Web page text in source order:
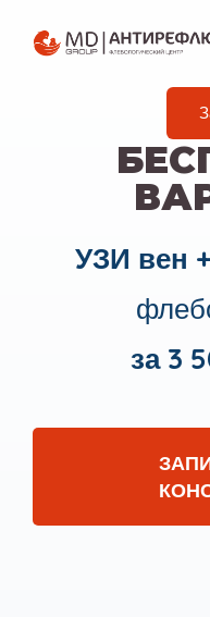
УЗИ вен
за 3